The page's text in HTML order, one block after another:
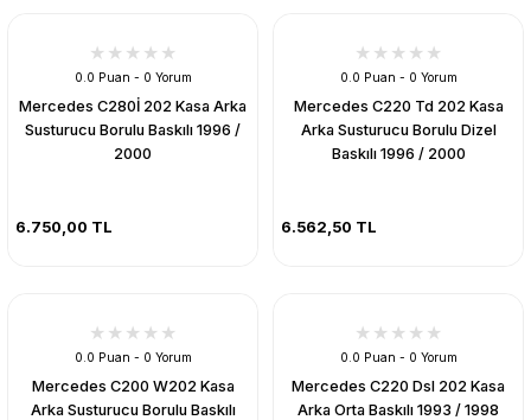
0.0 Puan - 0 Yorum
Mercedes C280İ 202 Kasa Arka
Susturucu Borulu Baskılı 1996 /
2000
6.750,00 TL
0.0 Puan - 0 Yorum
Mercedes C220 Td 202 Kasa
Arka Susturucu Borulu Dizel
Baskılı 1996 / 2000
6.562,50 TL
0.0 Puan - 0 Yorum
Mercedes C200 W202 Kasa
Arka Susturucu Borulu Baskılı
0.0 Puan - 0 Yorum
Mercedes C220 Dsl 202 Kasa
Arka Orta Baskılı 1993 / 1998